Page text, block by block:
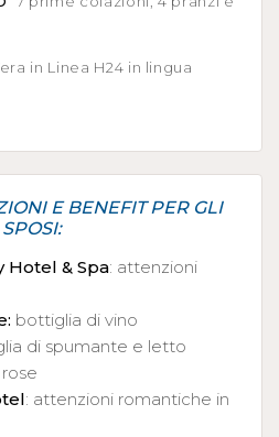
in Linea H24 in lingua
E BENEFIT PER GLI
SPOSI:
Hotel & Spa: attenzioni
bottiglia di vino
di spumante e letto
: attenzioni romantiche in